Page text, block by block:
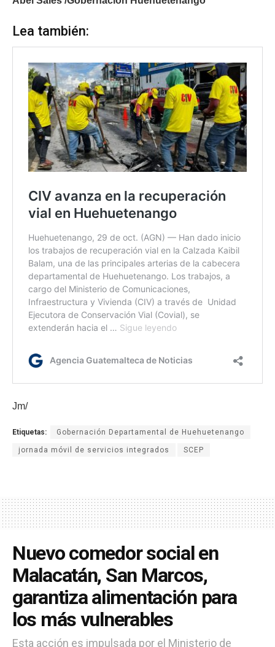
Lea también:
Jm/
Etiquetas: Gobernación Departamental de Huehuetenango
jornada móvil de servicios integrados SCEP
Nuevo comedor social en
Malacatán, San Marcos,
garantiza alimentación para
los más vulnerables
Esta acción es impulsada por el Ministerio de